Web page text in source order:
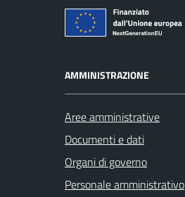
AMMINISTRAZIONE
Aree amministrative
Documenti e dati
Organi di governo
Personale amministrativo